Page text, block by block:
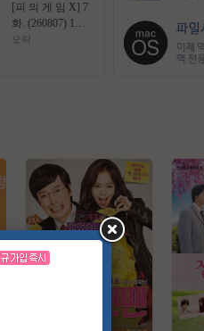
[피 의 게 임 X] 7
화. (260807) 10
부작 예정
오락